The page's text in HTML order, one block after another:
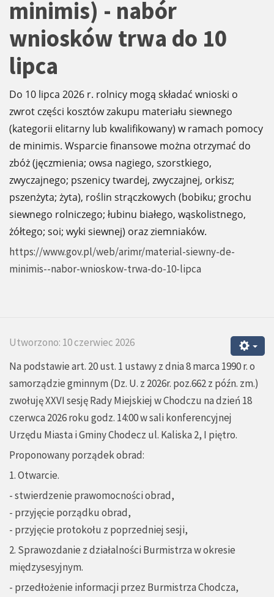
minimis) - nabór
wniosków trwa do 10
lipca
Do 10 lipca 2026 r. rolnicy mogą składać wnioski o
zwrot części kosztów zakupu materiału siewnego
(kategorii elitarny lub kwalifikowany) w ramach pomocy
de minimis. Wsparcie finansowe można otrzymać do
zbóż (jęczmienia; owsa nagiego, szorstkiego,
zwyczajnego; pszenicy twardej, zwyczajnej, orkisz;
pszenżyta; żyta), roślin strączkowych (bobiku; grochu
siewnego rolniczego; łubinu białego, wąskolistnego,
żółtego; soi; wyki siewnej) oraz ziemniaków.
https://www.gov.pl/web/arimr/material-siewny-de-
minimis--nabor-wnioskow-trwa-do-10-lipca
Utworzono: 10 czerwiec 2026
Na podstawie art. 20 ust. 1 ustawy z dnia 8 marca 1990 r. o
samorządzie gminnym (Dz. U. z 2026r. poz.662 z późn. zm.)
zwołuję XXVI sesję Rady Miejskiej w Chodczu na dzień 18
czerwca 2026 roku godz. 14:00 w sali konferencyjnej
Urzędu Miasta i Gminy Chodecz ul. Kaliska 2, I piętro.
Proponowany porządek obrad:
1. Otwarcie.
- stwierdzenie prawomocności obrad,
- przyjęcie porządku obrad,
- przyjęcie protokołu z poprzedniej sesji,
2. Sprawozdanie z działalności Burmistrza w okresie
międzysesyjnym.
- przedłożenie informacji przez Burmistrza Chodcza,